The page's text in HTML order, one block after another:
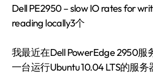
Dell PE2950 – slow IO rates for
reading locally3个
我最近在Dell PowerEdge 2950服
一台运行Ubuntu 10.04 LTS的服务